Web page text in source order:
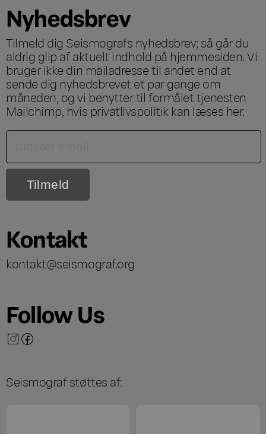
Nyhedsbrev
Tilmeld dig Seismografs nyhedsbrev; så går du
aldrig glip af aktuelt indhold på hjemmesiden. Vi
bruger ikke din mailadresse til andet end at
sende dig nyhedsbrevet et par gange om
måneden, og vi benytter til formålet tjenesten
Mailchimp, hvis privatlivspolitik kan læses her.
Kontakt
kontakt@seismograf.org
Follow Us
Seismograf støttes af: